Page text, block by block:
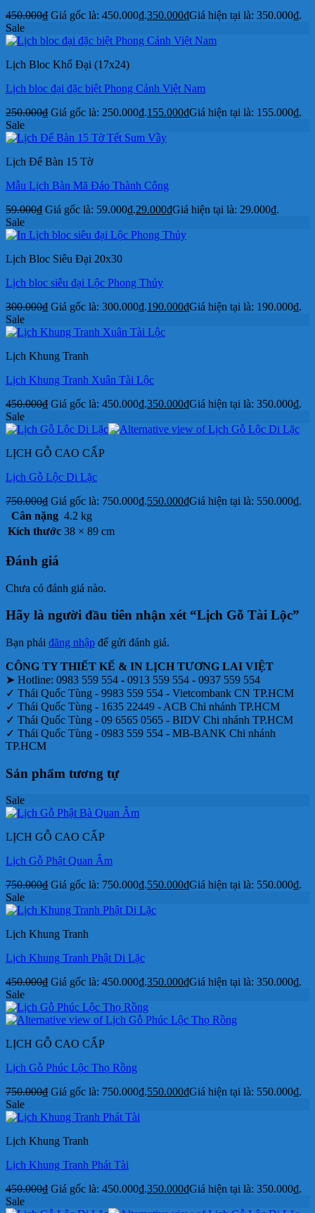
450.000₫ Giá gốc là: 450.000₫.350.000₫Giá hiện tại là: 350.000₫.
Sale
Lịch Bloc Khổ Đại (17x24)
Lịch bloc đại đặc biệt Phong Cảnh Việt Nam
250.000₫ Giá gốc là: 250.000₫.155.000₫Giá hiện tại là: 155.000₫.
Sale
Lịch Để Bàn 15 Tờ
Mẫu Lịch Bàn Mã Đáo Thành Công
59.000₫ Giá gốc là: 59.000₫.29.000₫Giá hiện tại là: 29.000₫.
Sale
Lịch Bloc Siêu Đại 20x30
Lịch bloc siêu đại Lộc Phong Thủy
300.000₫ Giá gốc là: 300.000₫.190.000₫Giá hiện tại là: 190.000₫.
Sale
Lịch Khung Tranh
Lịch Khung Tranh Xuân Tài Lộc
450.000₫ Giá gốc là: 450.000₫.350.000₫Giá hiện tại là: 350.000₫.
Sale
LỊCH GỖ CAO CẤP
Lịch Gỗ Lộc Di Lặc
750.000₫ Giá gốc là: 750.000₫.550.000₫Giá hiện tại là: 550.000₫.
Cân nặng 4.2 kg
Kích thước 38 × 89 cm
Đánh giá
Chưa có đánh giá nào.
Hãy là người đầu tiên nhận xét “Lịch Gỗ Tài Lộc”
Bạn phải đăng nhập để gửi đánh giá.
CÔNG TY THIẾT KẾ & IN LỊCH TƯƠNG LAI VIỆT
➤ Hotline: 0983 559 554 - 0913 559 554 - 0937 559 554
✓ Thái Quốc Tùng - 9983 559 554 - Vietcombank CN TP.HCM
✓ Thái Quốc Tùng - 1635 22449 - ACB Chi nhánh TP.HCM
✓ Thái Quốc Tùng - 09 6565 0565 - BIDV Chi nhánh TP.HCM
✓ Thái Quốc Tùng - 0983 559 554 - MB-BANK Chi nhánh
TP.HCM
Sản phẩm tương tự
Sale
LỊCH GỖ CAO CẤP
Lịch Gỗ Phật Quan Âm
750.000₫ Giá gốc là: 750.000₫.550.000₫Giá hiện tại là: 550.000₫.
Sale
Lịch Khung Tranh
Lịch Khung Tranh Phật Di Lặc
450.000₫ Giá gốc là: 450.000₫.350.000₫Giá hiện tại là: 350.000₫.
Sale
LỊCH GỖ CAO CẤP
Lịch Gỗ Phúc Lộc Thọ Rồng
750.000₫ Giá gốc là: 750.000₫.550.000₫Giá hiện tại là: 550.000₫.
Sale
Lịch Khung Tranh
Lịch Khung Tranh Phát Tài
450.000₫ Giá gốc là: 450.000₫.350.000₫Giá hiện tại là: 350.000₫.
Sale